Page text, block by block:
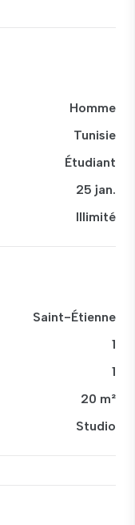
Homme
Tunisie
Étudiant
25 jan.
Illimité
Saint-Étienne
1
1
20 m²
Studio